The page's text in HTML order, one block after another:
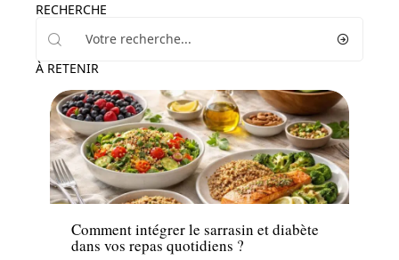
RECHERCHE
À RETENIR
Minceur
Comment intégrer le sarrasin et diabète
dans vos repas quotidiens ?